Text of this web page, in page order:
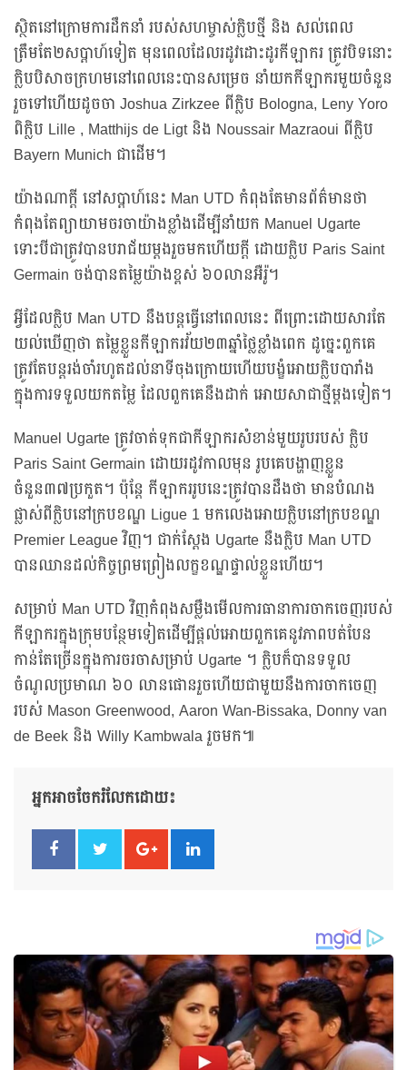
ស្ថិតនៅក្រោមការដឹកនាំ របស់សហម្ចាស់ក្លិបថ្មី និង សល់ពេល
ត្រឹមតែ២សប្តាហ៍ទៀត មុនពេលដែលរដូវដោះដូរកីឡាករ ត្រូវបិទនោះ
ក្លិបបិសាចក្រហមនៅពេលនេះបានសម្រេច នាំយកកីឡាករមួយចំនួន
រួចទៅហើយដូចចា Joshua Zirkzee ពីក្លិប Bologna, Leny Yoro
ពិក្លិប Lille , Matthijs de Ligt និង Noussair Mazraoui ពីក្លិប
Bayern Munich ជាដើម។
យ៉ាងណាក្តី នៅសប្តាហ៍នេះ Man UTD កំពុងតែមានព័ត៌មានថា
កំពុងតែព្យាយាមចរចាយ៉ាងខ្លាំងដើម្បីនាំយក Manuel Ugarte
ទោះបីជាត្រូវបានបរាជ័យម្តងរួចមកហើយក្តី ដោយក្លិប Paris Saint
Germain ចង់បានតម្លៃយ៉ាងខ្ពស់ ៦០លានអឺរ៉ូ។
អ្វីដែលក្លិប Man UTD នឹងបន្តធ្វើនៅពេលនេះ ពីព្រោះដោយសារតែ
យល់ឃើញថា តម្លៃខ្លួនកីឡាករវ័យ២៣ឆ្នាំថ្លៃខ្លាំងពេក ដូច្នេះពួកគេ
ត្រូវតែបន្តរង់ចាំរហូតដល់នាទីចុងក្រោយហើយបង្ខំអោយក្លិបបារាំង
ក្នុងការទទួលយកតម្លៃ ដែលពួកគេនឹងដាក់ អោយសាជាថ្មីម្តងទៀត។
Manuel Ugarte ត្រូវចាត់ទុកជាកីឡាករសំខាន់មួយរូបរបស់ ក្លិប
Paris Saint Germain ដោយរដូវកាលមុន រូបគេបង្ហាញខ្លួន
ចំនួន៣៧ប្រកួត។ ប៉ុន្តែ កីឡាកររូបនេះត្រូវបានដឹងថា មានបំណង
ផ្លាស់ពីក្លិបនៅក្របខណ្ឌ Ligue 1 មកលេងអោយក្លិបនៅក្របខណ្ឌ
Premier League វិញ។ ជាក់ស្តែង Ugarte នឹងក្លិប Man UTD
បានឈានដល់កិច្ចព្រមព្រៀងលក្ខខណ្ឌផ្ទាល់ខ្លួនហើយ។
សម្រាប់ Man UTD វិញកំពុងសម្លឹងមើលការធានាការចាកចេញរបស់
កីឡាករក្នុងក្រុមបន្ថែមទៀតដើម្បីផ្តល់អោយពួកគេនូវភាពបត់បែន
កាន់តែច្រើនក្នុងការចរចាសម្រាប់ Ugarte ។ ក្លិបក៏បានទទួល
ចំណូលប្រមាណ ៦០ លានផោនរួចហើយជាមួយនឹងការចាកចេញ
របស់ Mason Greenwood, Aaron Wan-Bissaka, Donny van
de Beek និង Willy Kambwala រួចមក៕
អ្នកអាចចែករំលែកដោយ៖